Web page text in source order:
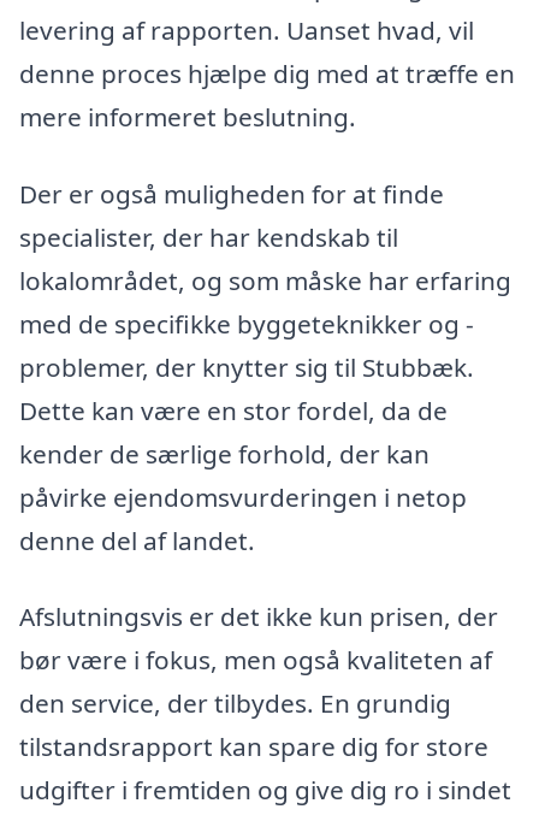
levering af rapporten. Uanset hvad, vil
denne proces hjælpe dig med at træffe en
mere informeret beslutning.
Der er også muligheden for at finde
specialister, der har kendskab til
lokalområdet, og som måske har erfaring
med de specifikke byggeteknikker og -
problemer, der knytter sig til Stubbæk.
Dette kan være en stor fordel, da de
kender de særlige forhold, der kan
påvirke ejendomsvurderingen i netop
denne del af landet.
Afslutningsvis er det ikke kun prisen, der
bør være i fokus, men også kvaliteten af
den service, der tilbydes. En grundig
tilstandsrapport kan spare dig for store
udgifter i fremtiden og give dig ro i sindet